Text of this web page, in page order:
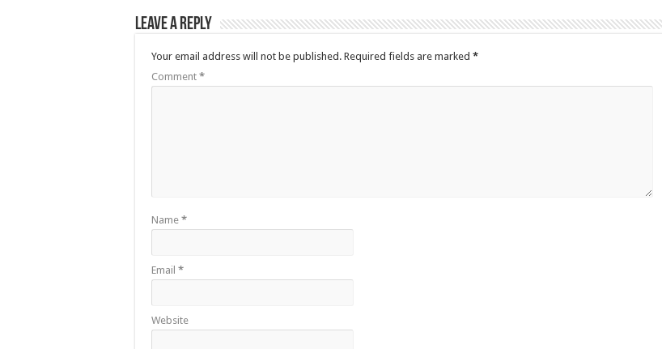
Leave a Reply
Your email address will not be published. Required fields are marked *
Comment *
Name *
Email *
Website